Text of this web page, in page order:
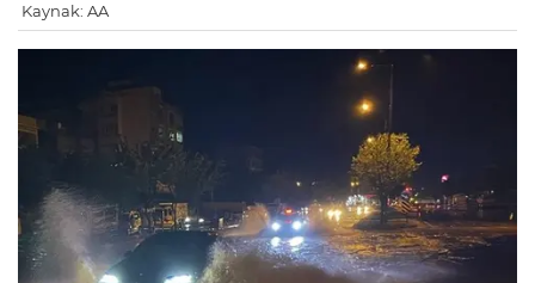
Kaynak: AA